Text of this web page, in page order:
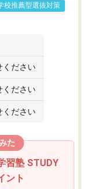
校推薦型選抜対策
ください
ください
ください
た
習塾 STUDY
ント